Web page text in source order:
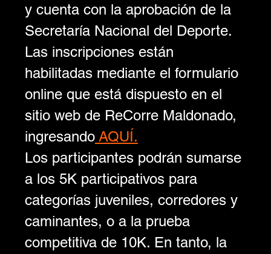
y cuenta con la aprobación de la
Secretaría Nacional del Deporte.
Las inscripciones están
habilitadas mediante el formulario
online que está dispuesto en el
sitio web de ReCorre Maldonado,
ingresando AQUÍ.
Los participantes podrán sumarse
a los 5K participativos para
categorías juveniles, corredores y
caminantes, o a la prueba
competitiva de 10K. En tanto, la